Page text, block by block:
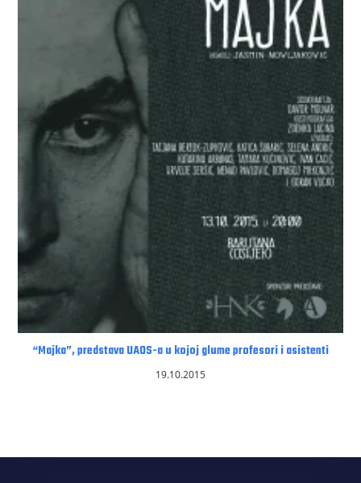
“Majka”, predstava UAOS-a u kojoj glume profesori i asistenti
19.10.2015